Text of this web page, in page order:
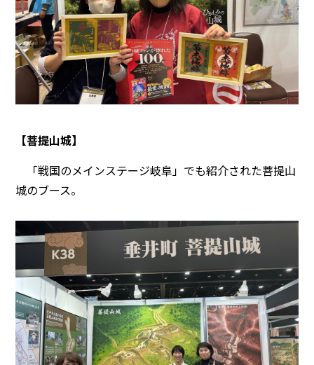
【菩提山城】
「戦国のメインステージ岐阜」でも紹介された菩提山
城のブース。